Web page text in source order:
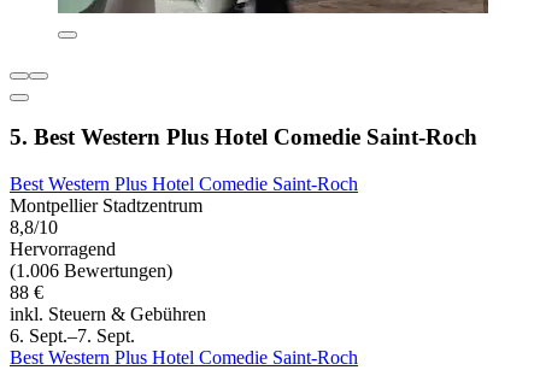
5. Best Western Plus Hotel Comedie Saint-Roch
Best Western Plus Hotel Comedie Saint-Roch
Montpellier Stadtzentrum
8,8/10
Hervorragend
(1.006 Bewertungen)
88 €
inkl. Steuern & Gebühren
6. Sept.–7. Sept.
Best Western Plus Hotel Comedie Saint-Roch